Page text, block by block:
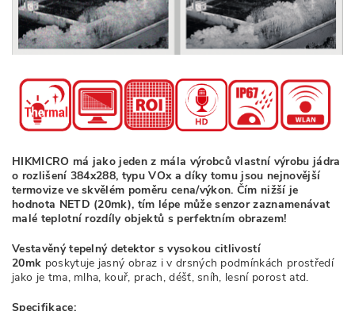
HIKMICRO má jako jeden z mála výrobců vlastní výrobu jádra
o rozlišení 384x288, typu VOx a díky tomu jsou nejnovější
termovize ve skvělém poměru cena/výkon. Čím nižší je
hodnota NETD (20mk), tím lépe může senzor zaznamenávat
malé teplotní rozdíly objektů s perfektním obrazem!
Vestavěný tepelný detektor s vysokou citlivostí
20mk poskytuje jasný obraz i v drsných podmínkách prostředí
jako je tma, mlha, kouř, prach, déšť, sníh, lesní porost atd.
Specifikace: